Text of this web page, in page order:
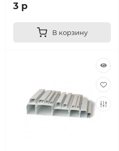
3 р
В корзину